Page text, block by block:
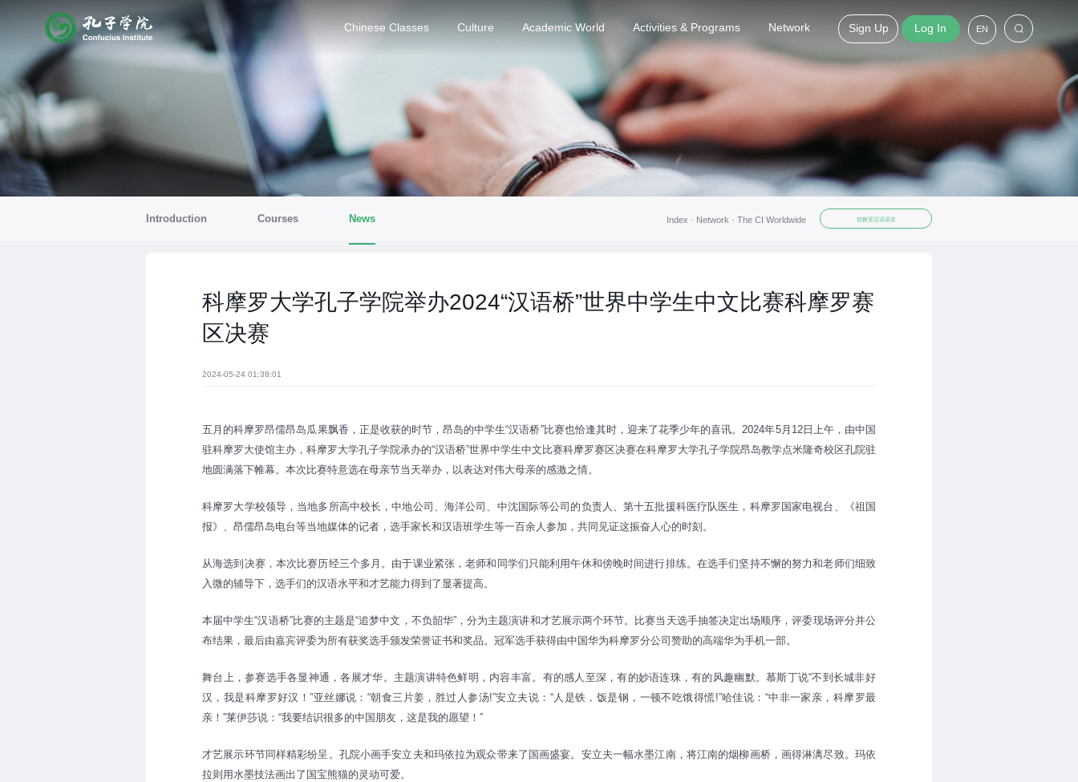
Chinese Classes Culture Academic World Activities & Programs Network Sign Up Log In EN
Introduction Courses News Index · Network ·The CI Worldwide 切换至汉语语言
科摩罗大学孔子学院举办2024“汉语桥”世界中学生中文比赛科摩罗赛
区决赛
2024-05-24 01:38:01
五月的科摩罗昂儒昂岛瓜果飘香，正是收获的时节，昂岛的中学生“汉语桥”比赛也恰逢其时，迎来了花季少年的喜讯。2024年5月12日上午，由中国
驻科摩罗大使馆主办，科摩罗大学孔子学院承办的“汉语桥”世界中学生中文比赛科摩罗赛区决赛在科摩罗大学孔子学院昂岛教学点米隆奇校区孔院驻
地圆满落下帷幕。本次比赛特意选在母亲节当天举办，以表达对伟大母亲的感激之情。
科摩罗大学校领导，当地多所高中校长，中地公司、海洋公司、中沈国际等公司的负责人、第十五批援科医疗队医生，科摩罗国家电视台、《祖国
报》、昂儒昂岛电台等当地媒体的记者，选手家长和汉语班学生等一百余人参加，共同见证这振奋人心的时刻。
从海选到决赛，本次比赛历经三个多月。由于课业紧张，老师和同学们只能利用午休和傍晚时间进行排练。在选手们坚持不懈的努力和老师们细致
入微的辅导下，选手们的汉语水平和才艺能力得到了显著提高。
本届中学生“汉语桥”比赛的主题是“追梦中文，不负韶华”，分为主题演讲和才艺展示两个环节。比赛当天选手抽签决定出场顺序，评委现场评分并公
布结果，最后由嘉宾评委为所有获奖选手颁发荣誉证书和奖品。冠军选手获得由中国华为科摩罗分公司赞助的高端华为手机一部。
舞台上，参赛选手各显神通，各展才华。主题演讲特色鲜明，内容丰富。有的感人至深，有的妙语连珠，有的风趣幽默。慕斯丁说“不到长城非好
汉，我是科摩罗好汉！”亚丝娜说：“朝食三片姜，胜过人参汤!”安立夫说：“人是铁，饭是钢，一顿不吃饿得慌!”哈佳说：“中非一家亲，科摩罗最
亲！”莱伊莎说：“我要结识很多的中国朋友，这是我的愿望！”
才艺展示环节同样精彩纷呈。孔院小画手安立夫和玛依拉为观众带来了国画盛宴。安立夫一幅水墨江南，将江南的烟柳画桥，画得淋漓尽致。玛依
拉则用水墨技法画出了国宝熊猫的灵动可爱。